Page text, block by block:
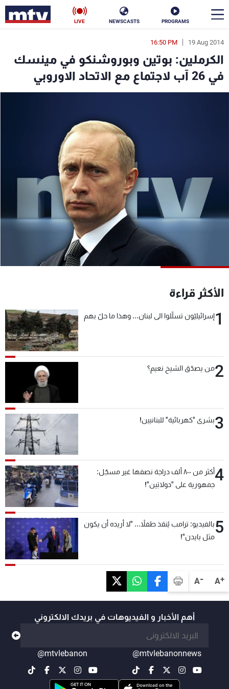
PROGRAMS
NEWSCASTS
LIVE
A+
A-
19 Aug 2014
16:50 PM
الكرملين: بوتين وبوروشنكو في مينسك
في 26 آب لاجتماع مع الاتحاد الاوروبي
الأكثر قراءة
1إسرائيليّون تسلّلوا الى لبنان... وهذا ما حلّ بهم
2من يصدّق الشيخ نعيم؟
3بشرى "كهربائية" للبنانيين!
4
أكثر من ٨٠٠ ألف دراجة نصفها غير مسجّل:
جمهورية على "دولابَين"!
5بالفيديو: ترامب يُنقذ طفلاً... "لا أريده أن يكون
مثل بايدن"!
أهم الأخبار و الفيديوهات في بريدك الالكتروني
@mtvlebanonnews
@mtvlebanon
en
الأخبار
سياسة ناس
فن
رياضة
البرامج
جدول البرامج
شاهد البرامج
الترددات
عن MTV
الإنـتـاج
شروط الإسـتخدام
سياسة الخصوصية